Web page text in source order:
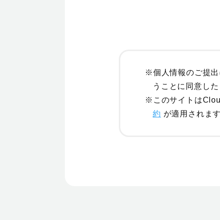
※個人情報のご提
うことに同意し
※このサイトは
約 が適用されま